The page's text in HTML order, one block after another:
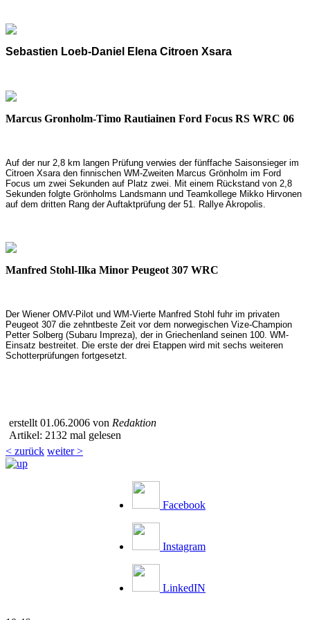
Sebastien Loeb-Daniel Elena Citroen Xsara
Marcus Gronholm-Timo Rautiainen Ford Focus RS WRC 06
Auf der nur 2,8 km langen Prüfung verwies der fünffache Saisonsieger im
Citroen Xsara den finnischen WM-Zweiten Marcus Grönholm im Ford
Focus um zwei Sekunden auf Platz zwei. Mit einem Rückstand von 2,8
Sekunden folgte Grönholms Landsmann und Teamkollege Mikko Hirvonen
auf dem dritten Rang der Auftaktprüfung der 51. Rallye Akropolis.
Manfred Stohl-Ilka Minor Peugeot 307 WRC
Der Wiener OMV-Pilot und WM-Vierte Manfred Stohl fuhr im privaten
Peugeot 307 die zehntbeste Zeit vor dem norwegischen Vize-Champion
Petter Solberg (Subaru Impreza), der in Griechenland seinen 100. WM-
Einsatz bestreitet. Die erste der drei Etappen wird mit sechs weiteren
Schotterprüfungen fortgesetzt.
erstellt 01.06.2006 von Redaktion
Artikel: 2132 mal gelesen
< zurück weiter >
Facebook
Instagram
LinkedIN